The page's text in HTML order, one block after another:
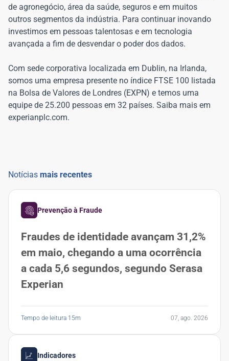
de agronegócio, área da saúde, seguros e em muitos
outros segmentos da indústria. Para continuar inovando
investimos em pessoas talentosas e em tecnologia
avançada a fim de desvendar o poder dos dados.
Com sede corporativa localizada em Dublin, na Irlanda,
somos uma empresa presente no índice FTSE 100 listada
na Bolsa de Valores de Londres (EXPN) e temos uma
equipe de 25.200 pessoas em 32 países. Saiba mais em
experianplc.com.
Notícias mais recentes
Prevenção à Fraude
Fraudes de identidade avançam 31,2%
em maio, chegando a uma ocorrência
a cada 5,6 segundos, segundo Serasa
Experian
Tempo de leitura 15m 07, ago. 2026
Indicadores